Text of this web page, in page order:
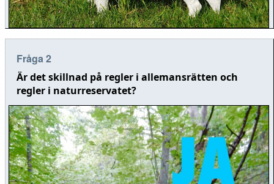
Fråga 2
Är det skillnad på regler i allemansrätten och
regler i naturreservatet?